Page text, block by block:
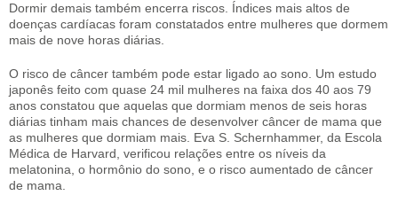
Dormir demais também encerra riscos. Índices mais altos de
doenças cardíacas foram constatados entre mulheres que dormem
mais de nove horas diárias.
O risco de câncer também pode estar ligado ao sono. Um estudo
japonês feito com quase 24 mil mulheres na faixa dos 40 aos 79
anos constatou que aquelas que dormiam menos de seis horas
diárias tinham mais chances de desenvolver câncer de mama que
as mulheres que dormiam mais. Eva S. Schernhammer, da Escola
Médica de Harvard, verificou relações entre os níveis da
melatonina, o hormônio do sono, e o risco aumentado de câncer
de mama.